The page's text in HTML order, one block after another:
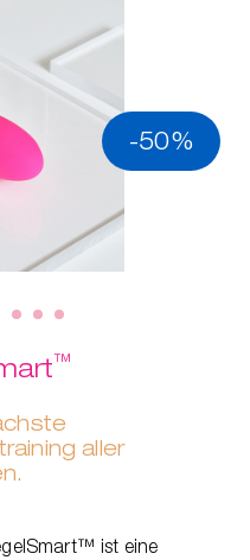
-50%
™
aller
ist eine